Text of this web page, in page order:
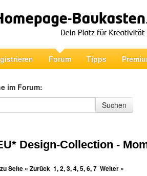
Forum Tipps
im Forum:
im Forum
Suchen
Design-Collection -
Seite « Zurück 1,2,3,4,5,6,7 Weiter »